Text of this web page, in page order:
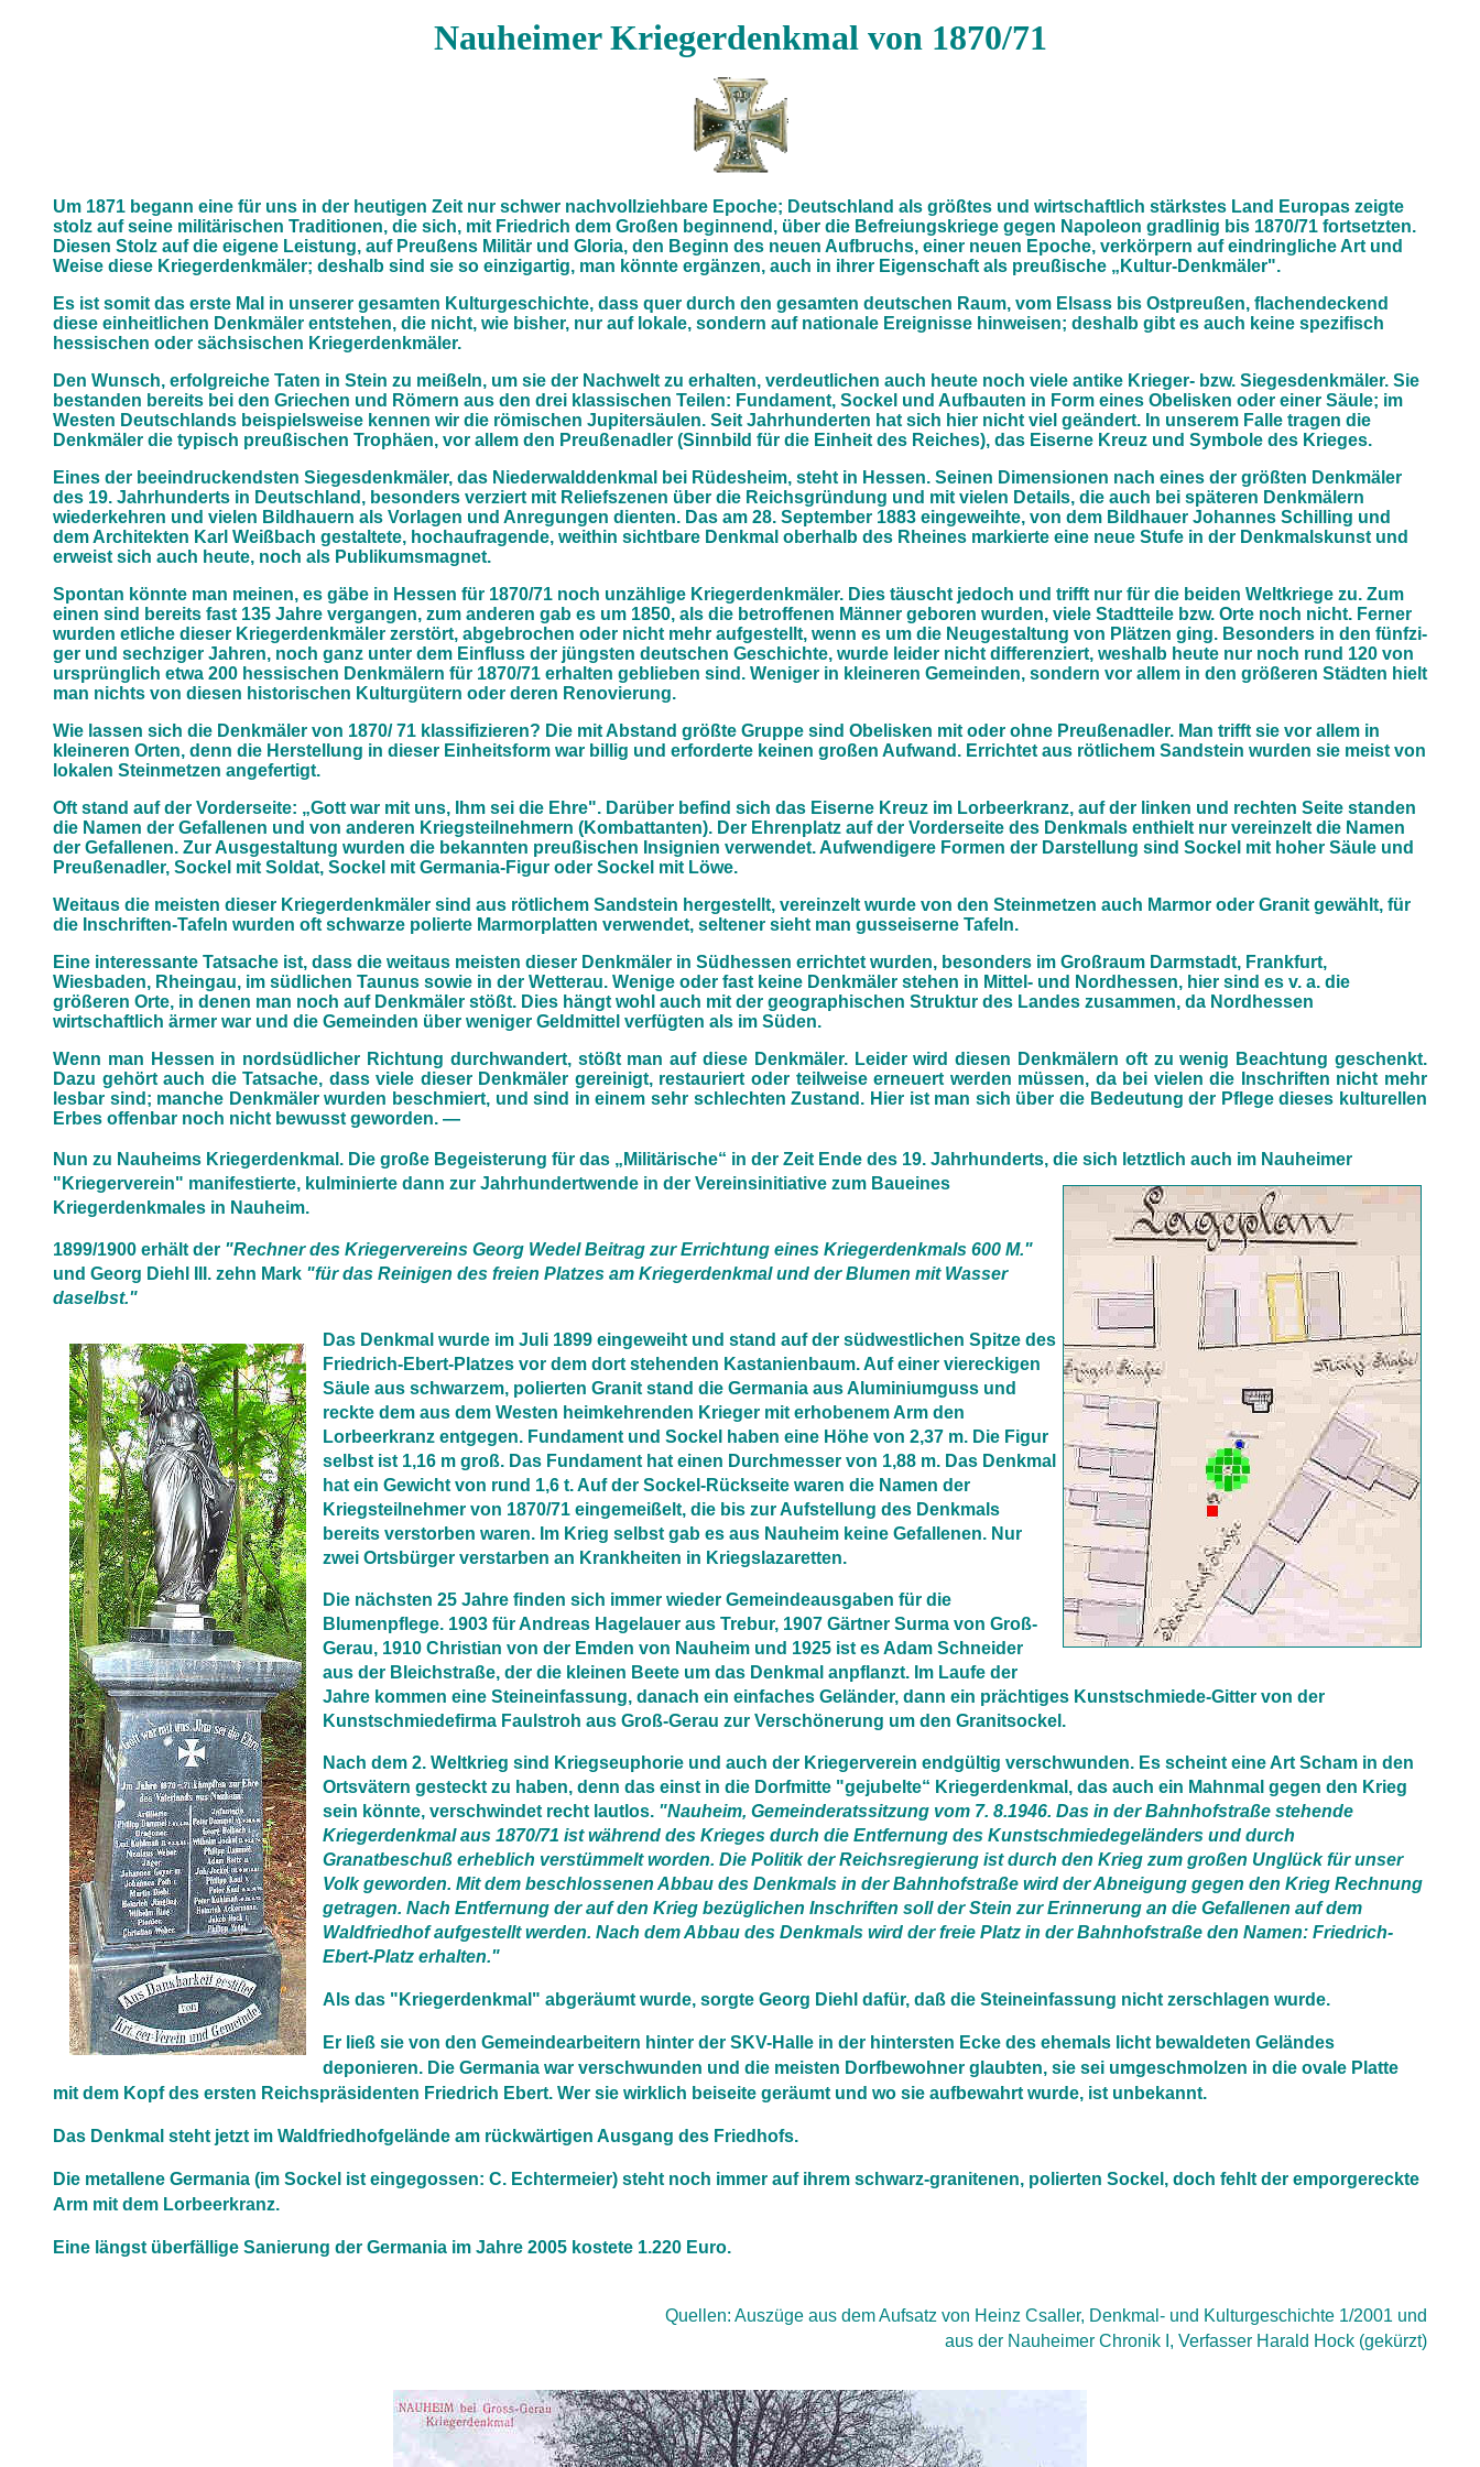
Nauheimer Kriegerdenkmal von 1870/71
Um 1871 begann eine für uns in der heutigen Zeit nur schwer nachvollziehbare Epoche; Deutschland als größtes und wirtschaftlich stärkstes Land Europas zeigte
stolz auf seine militärischen Traditionen, die sich, mit Friedrich dem Großen beginnend, über die Befreiungskriege gegen Napoleon gradlinig bis 1870/71 fortsetzten.
Diesen Stolz auf die eigene Leistung, auf Preußens Militär und Gloria, den Beginn des neuen Aufbruchs, einer neuen Epoche, verkörpern auf eindringliche Art und
Weise diese Kriegerdenkmäler; deshalb sind sie so einzigartig, man könnte ergänzen, auch in ihrer Eigenschaft als preußische „Kultur-Denkmäler".
Es ist somit das erste Mal in unserer gesamten Kulturgeschichte, dass quer durch den gesamten deutschen Raum, vom Elsass bis Ostpreußen, flachendeckend
diese einheitlichen Denkmäler entstehen, die nicht, wie bisher, nur auf lokale, sondern auf nationale Ereignisse hinweisen; deshalb gibt es auch keine spezifisch
hessischen oder sächsischen Kriegerdenkmäler.
Den Wunsch, erfolgreiche Taten in Stein zu meißeln, um sie der Nachwelt zu erhalten, verdeutlichen auch heute noch viele antike Krieger- bzw. Siegesdenkmäler. Sie
bestanden bereits bei den Griechen und Römern aus den drei klassischen Teilen: Fundament, Sockel und Aufbauten in Form eines Obelisken oder einer Säule; im
Westen Deutschlands beispielsweise kennen wir die römischen Jupitersäulen. Seit Jahrhunderten hat sich hier nicht viel geändert. In unserem Falle tragen die
Denkmäler die typisch preußischen Trophäen, vor allem den Preußenadler (Sinnbild für die Einheit des Reiches), das Eiserne Kreuz und Symbole des Krieges.
Eines der beeindruckendsten Siegesdenkmäler, das Niederwalddenkmal bei Rüdesheim, steht in Hessen. Seinen Dimensionen nach eines der größten Denkmäler
des 19. Jahrhunderts in Deutschland, besonders verziert mit Reliefszenen über die Reichsgründung und mit vielen Details, die auch bei späteren Denkmälern
wiederkehren und vielen Bildhauern als Vorlagen und Anregungen dienten. Das am 28. September 1883 eingeweihte, von dem Bildhauer Johannes Schilling und
dem Architekten Karl Weißbach gestaltete, hochaufragende, weithin sichtbare Denkmal oberhalb des Rheines markierte eine neue Stufe in der Denkmalskunst und
erweist sich auch heute, noch als Publikumsmagnet.
Spontan könnte man meinen, es gäbe in Hessen für 1870/71 noch unzählige Kriegerdenkmäler. Dies täuscht jedoch und trifft nur für die beiden Weltkriege zu. Zum
einen sind bereits fast 135 Jahre vergangen, zum anderen gab es um 1850, als die betroffenen Männer geboren wurden, viele Stadtteile bzw. Orte noch nicht. Ferner
wurden etliche dieser Kriegerdenkmäler zerstört, abgebrochen oder nicht mehr aufgestellt, wenn es um die Neugestaltung von Plätzen ging. Besonders in den fünfzi­
ger und sechziger Jahren, noch ganz unter dem Einfluss der jüngsten deutschen Geschichte, wurde leider nicht differenziert, weshalb heute nur noch rund 120 von
ursprünglich etwa 200 hessischen Denkmälern für 1870/71 erhalten geblieben sind. Weniger in kleineren Gemeinden, sondern vor allem in den größeren Städten hielt
man nichts von diesen historischen Kulturgütern oder deren Renovierung.
Wie lassen sich die Denkmäler von 1870/ 71 klassifizieren? Die mit Abstand größte Gruppe sind Obelisken mit oder ohne Preußenadler. Man trifft sie vor allem in
kleineren Orten, denn die Herstellung in dieser Einheitsform war billig und erforderte keinen großen Aufwand. Errichtet aus rötlichem Sandstein wurden sie meist von
lokalen Steinmetzen angefertigt.
Oft stand auf der Vorderseite: „Gott war mit uns, Ihm sei die Ehre". Darüber befind sich das Eiserne Kreuz im Lorbeerkranz, auf der linken und rechten Seite standen
die Namen der Gefallenen und von anderen Kriegsteilnehmern (Kom­battanten). Der Ehrenplatz auf der Vorderseite des Denkmals enthielt nur vereinzelt die Namen
der Gefallenen. Zur Ausgestaltung wurden die bekannten preußischen Insignien verwendet. Aufwendigere Formen der Darstellung sind Sockel mit hoher Säule und
Preußenadler, Sockel mit Soldat, Sockel mit Germania-Figur oder Sockel mit Löwe.
Weitaus die meisten dieser Kriegerdenkmäler sind aus rötlichem Sandstein hergestellt, vereinzelt wurde von den Steinmetzen auch Marmor oder Granit gewählt, für
die Inschriften-Tafeln wurden oft schwarze polierte Marmorplatten verwendet, seltener sieht man gusseiserne Tafeln.
Eine interessante Tatsache ist, dass die weitaus meisten dieser Denkmäler in Südhessen errichtet wurden, besonders im Großraum Darmstadt, Frankfurt,
Wiesbaden, Rheingau, im südlichen Taunus sowie in der Wetterau. Wenige oder fast keine Denkmäler stehen in Mittel- und Nordhessen, hier sind es v. a. die
größeren Orte, in denen man noch auf Denkmäler stößt. Dies hängt wohl auch mit der geographischen Struktur des Landes zusammen, da Nordhessen
wirtschaftlich ärmer war und die Gemeinden über weniger Geldmittel verfügten als im Süden.
Wenn man Hessen in nordsüdlicher Richtung durchwandert, stößt man auf diese Denkmäler. Leider wird diesen Denkmälern oft zu wenig Beachtung geschenkt.
Dazu gehört auch die Tatsache, dass viele dieser Denkmäler gereinigt, restauriert oder teilweise erneuert werden müssen, da bei vielen die Inschriften nicht mehr
lesbar sind; manche Denkmäler wurden beschmiert, und sind in einem sehr schlechten Zustand. Hier ist man sich über die Bedeutung der Pflege dieses kulturellen
Erbes offenbar noch nicht bewusst geworden. —
Nun zu Nauheims Kriegerdenkmal. Die große Begeisterung für das „Militärische“ in der Zeit Ende des 19. Jahrhunderts, die sich letztlich auch im Nauheimer
"Kriegerverein" manifestierte, kulminierte dann zur Jahrhundertwende in der Vereinsinitiative zum Baueines
Kriegerdenkmales in Nauheim.
1899/1900 erhält der "Rechner des Kriegervereins Georg Wedel Beitrag zur Errichtung eines Kriegerdenkmals 600 M."
und Georg Diehl III. zehn Mark "für das Reinigen des freien Platzes am Kriegerdenkmal und der Blumen mit Wasser
daselbst."
Das Denkmal wurde im Juli 1899 eingeweiht und stand auf der südwestlichen Spitze des
Friedrich-Ebert-Platzes vor dem dort stehenden Kastanienbaum. Auf einer viereckigen
Säule aus schwarzem, polierten Granit stand die Germania aus Aluminiumguss und
reckte dem aus dem Westen heimkehrenden Krieger mit erhobenem Arm den
Lorbeerkranz entgegen. Fundament und Sockel haben eine Höhe von 2,37 m. Die Figur
selbst ist 1,16 m groß. Das Fundament hat einen Durchmesser von 1,88 m. Das Denkmal
hat ein Gewicht von rund 1,6 t. Auf der Sockel-Rückseite waren die Namen der
Kriegsteilnehmer von 1870/71 eingemeißelt, die bis zur Aufstellung des Denkmals
bereits verstorben waren. Im Krieg selbst gab es aus Nauheim keine Gefallenen. Nur
zwei Ortsbürger verstarben an Krankheiten in Kriegslazaretten.
Die nächsten 25 Jahre finden sich immer wieder Gemeindeausgaben für die
Blumenpflege. 1903 für Andreas Hagelauer aus Trebur, 1907 Gärtner Surma von Groß-
Gerau, 1910 Christian von der Emden von Nauheim und 1925 ist es Adam Schneider
aus der Bleichstraße, der die kleinen Beete um das Denkmal anpflanzt. Im Laufe der
Jahre kommen eine Steineinfassung, danach ein einfaches Geländer, dann ein prächtiges Kunstschmiede-Gitter von der
Kunstschmiedefirma Faulstroh aus Groß-Gerau zur Verschönerung um den Granitsockel.
Nach dem 2. Weltkrieg sind Kriegseuphorie und auch der Kriegerverein endgültig verschwunden. Es scheint eine Art Scham in den
Ortsvätern gesteckt zu haben, denn das einst in die Dorfmitte "gejubelte“ Kriegerdenkmal, das auch ein Mahnmal gegen den Krieg
sein könnte, verschwindet recht lautlos. "Nauheim, Gemeinderatssitzung vom 7. 8.1946. Das in der Bahnhofstraße stehende
Kriegerdenkmal aus 1870/71 ist während des Krieges durch die Entfernung des Kunstschmiedegeländers und durch
Granatbeschuß erheblich verstümmelt worden. Die Politik der Reichsregierung ist durch den Krieg zum großen Unglück für unser
Volk geworden. Mit dem beschlossenen Abbau des Denkmals in der Bahnhofstraße wird der Abneigung gegen den Krieg Rechnung
getragen. Nach Entfernung der auf den Krieg bezüglichen Inschriften soll der Stein zur Erinnerung an die Gefallenen auf dem
Waldfriedhof aufgestellt werden. Nach dem Abbau des Denkmals wird der freie Platz in der Bahnhofstraße den Namen: Friedrich-
Ebert-Platz erhalten."
Als das "Kriegerdenkmal" abgeräumt wurde, sorgte Georg Diehl dafür, daß die Steineinfassung nicht zerschlagen wurde.
Er ließ sie von den Gemeindearbeitern hinter der SKV-Halle in der hintersten Ecke des ehemals licht bewaldeten Geländes
deponieren. Die Germania war verschwunden und die meisten Dorfbewohner glaubten, sie sei umgeschmolzen in die ovale Platte
mit dem Kopf des ersten Reichspräsidenten Friedrich Ebert. Wer sie wirklich beiseite geräumt und wo sie aufbewahrt wurde, ist unbekannt.
Das Denkmal steht jetzt im Waldfriedhofgelände am rückwärtigen Ausgang des Friedhofs.
Die metallene Germania (im Sockel ist eingegossen: C. Echtermeier) steht noch immer auf ihrem schwarz-granitenen, polierten Sockel, doch fehlt der emporgereckte
Arm mit dem Lorbeerkranz.
Eine längst überfällige Sanierung der Germania im Jahre 2005 kostete 1.220 Euro.
Quellen: Auszüge aus dem Aufsatz von Heinz Csaller, Denkmal- und Kulturgeschichte 1/2001 und
aus der Nauheimer Chronik I, Verfasser Harald Hock (gekürzt)